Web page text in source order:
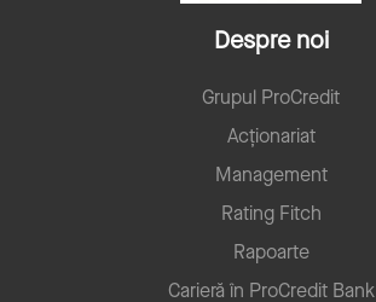
Despre noi
Grupul ProCredit
Acționariat
Management
Rating Fitch
Rapoarte
Carieră în ProCredit Bank